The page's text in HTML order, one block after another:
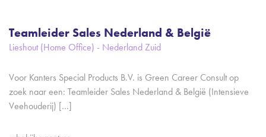
Teamleider Sales Nederland & België
Lieshout (Home Office) - Nederland Zuid
Voor Kanters Special Products B.V. is Green Career Consult op
zoek naar een: Teamleider Sales Nederland & België (Intensieve
Veehouderij) […]